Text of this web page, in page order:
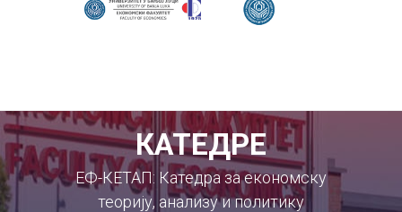
КАТЕДРЕ
ЕФ-КЕТАП: Катедра за економску
теорију, анализу и политику